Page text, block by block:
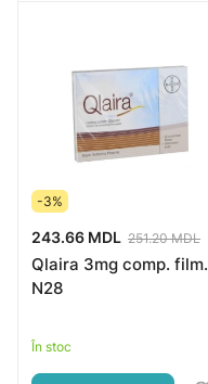
-3%
243.66 MDL 251.20 MDL
Qlaira 3mg comp. film.
N28
În stoc